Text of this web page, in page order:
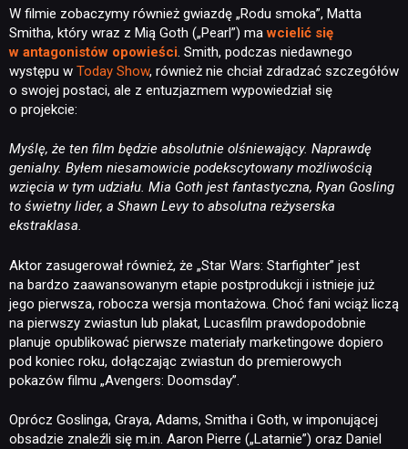
KULTURA
TECHNOLOGIE
JUŻ GRALIŚMY
SKLEP
W filmie zobaczymy również gwiazdę „Rodu smoka”, Matta
Smitha, który wraz z Mią Goth („Pearl”) mawcielić się
w antagonistów opowieści . Smith, podczas niedawnego
występu w Today Show, również nie chciał zdradzać szczegółów
o swojej postaci, ale z entuzjazmem wypowiedział się
o projekcie:
Myślę, że ten film będzie absolutnie olśniewający. Naprawdę
genialny. Byłem niesamowicie podekscytowany możliwością
wzięcia w tym udziału. Mia Goth jest fantastyczna, Ryan Gosling
to świetny lider, a Shawn Levy to absolutna reżyserska
ekstraklasa.
Aktor zasugerował również, że „Star Wars: Starfighter” jest
na bardzo zaawansowanym etapie postprodukcji i istnieje już
jego pierwsza, robocza wersja montażowa. Choć fani wciąż liczą
na pierwszy zwiastun lub plakat, Lucasfilm prawdopodobnie
planuje opublikować pierwsze materiały marketingowe dopiero
pod koniec roku, dołączając zwiastun do premierowych
pokazów filmu „Avengers: Doomsday”.
Oprócz Goslinga, Graya, Adams, Smitha i Goth, w imponującej
obsadzie znaleźli się m.in. Aaron Pierre („Latarnie”) oraz Daniel